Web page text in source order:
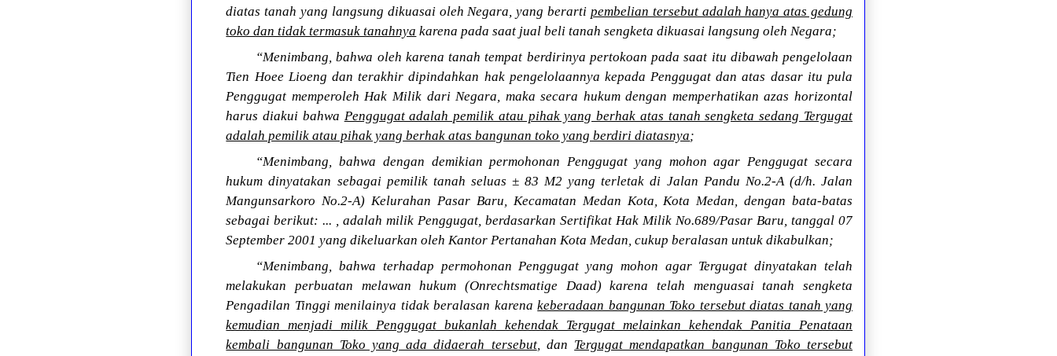
diatas tanah yang langsung dikuasai oleh Negara, yang berarti pembelian tersebut adalah hanya atas gedung
toko dan tidak termasuk tanahnya karena pada saat jual beli tanah sengketa dikuasai langsung oleh Negara;
“Menimbang, bahwa oleh karena tanah tempat berdirinya pertokoan pada saat itu dibawah pengelolaan
Tien Hoee Lioeng dan terakhir dipindahkan hak pengelolaannya kepada Penggugat dan atas dasar itu pula
Penggugat memperoleh Hak Milik dari Negara, maka secara hukum dengan memperhatikan azas horizontal
harus diakui bahwa Penggugat adalah pemilik atau pihak yang berhak atas tanah sengketa sedang Tergugat
adalah pemilik atau pihak yang berhak atas bangunan toko yang berdiri diatasnya;
“Menimbang, bahwa dengan demikian permohonan Penggugat yang mohon agar Penggugat secara
hukum dinyatakan sebagai pemilik tanah seluas ± 83 M2 yang terletak di Jalan Pandu No.2-A (d/h. Jalan
Mangunsarkoro No.2-A) Kelurahan Pasar Baru, Kecamatan Medan Kota, Kota Medan, dengan bata-batas
sebagai berikut: ... , adalah milik Penggugat, berdasarkan Sertifikat Hak Milik No.689/Pasar Baru, tanggal 07
September 2001 yang dikeluarkan oleh Kantor Pertanahan Kota Medan, cukup beralasan untuk dikabulkan;
“Menimbang, bahwa terhadap permohonan Penggugat yang mohon agar Tergugat dinyatakan telah
melakukan perbuatan melawan hukum (Onrechtsmatige Daad) karena telah menguasai tanah sengketa
Pengadilan Tinggi menilainya tidak beralasan karenakeberadaan bangunan Toko tersebut diatas tanah yang
kemudian menjadi milik Penggugat bukanlah kehendak Tergugat melainkan kehendak Panitia Penataan
kembali bangunan Toko yang ada didaerah tersebut, dan Tergugat mendapatkan bangunan Toko tersebut